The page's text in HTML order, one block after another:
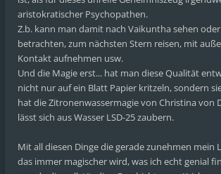
aristokratischer Psychopathen.
Z.b. kann man damit nach Vaikuntha sehen
betrachten, zum nächsten Stern reisen, mit
Kontakt aufnehmen usw.
Und die Magie erst... hat man diese Qualität
nicht nur auf ein Blatt Papier kritzeln, sondern
hat die Zitronenwassermagie von Christina von
lässt sich aus Wasser LSD-25 zaubern.
Mit all diesen Dinge die gerade zunehmen mein
das immer magischer wird, was ich echt genial